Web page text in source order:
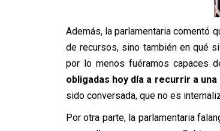
Además, la parlamentaria comentó
de recursos, sino también en qué
por lo menos fuéramos capaces
obligadas hoy día a recurrir a
sido conversada, que no es
Por otra parte, la parlamentaria